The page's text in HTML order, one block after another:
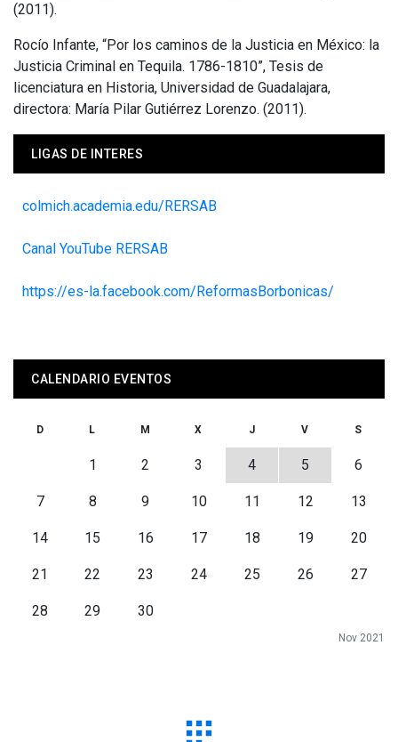
(2011).
Rocío Infante, “Por los caminos de la Justicia en México: la
Justicia Criminal en Tequila. 1786-1810”, Tesis de
licenciatura en Historia, Universidad de Guadalajara,
directora: María Pilar Gutiérrez Lorenzo. (2011).
LIGAS DE INTERES
colmich.academia.edu/RERSAB
Canal YouTube RERSAB
https://es-la.facebook.com/ReformasBorbonicas/
CALENDARIO EVENTOS
Nov 2021
D L M X J V S
1 2 3 4 5 6
7 8 9 10 11 12 13
14 15 16 17 18 19 20
21 22 23 24 25 26 27
28 29 30